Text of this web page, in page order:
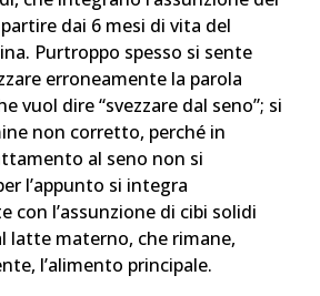
dai 6 mesi di vita del
Purtroppo spesso si sente
erroneamente la parola
vuol dire “svezzare dal seno”; si
non corretto, perché in
al seno non si
l’appunto si integra
con l’assunzione di cibi solidi
latte materno, che rimane,
l’alimento principale.